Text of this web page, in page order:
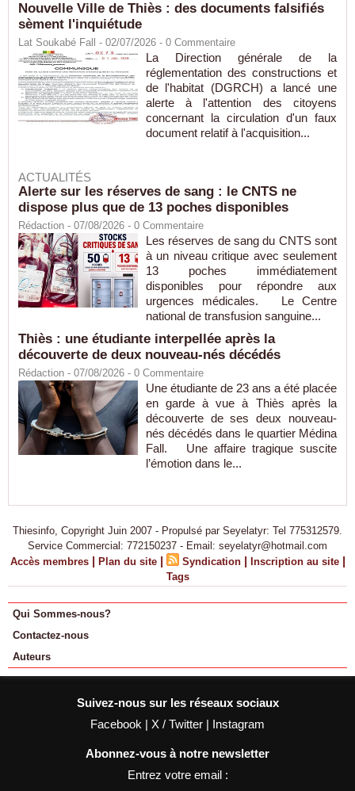
Nouvelle Ville de Thiès : des documents falsifiés
sèment l'inquiétude
Lat Soukabé Fall - 02/07/2026 - 0 Commentaire
La Direction générale de la
réglementation des constructions et
de l'habitat (DGRCH) a lancé une
alerte à l'attention des citoyens
concernant la circulation d'un faux
document relatif à l'acquisition...
ACTUALITÉS
Alerte sur les réserves de sang : le CNTS ne
dispose plus que de 13 poches disponibles
Rédaction - 07/08/2026 - 0 Commentaire
Les réserves de sang du CNTS sont
à un niveau critique avec seulement
13 poches immédiatement
disponibles pour répondre aux
urgences médicales. Le Centre
national de transfusion sanguine...
Thiès : une étudiante interpellée après la
découverte de deux nouveau-nés décédés
Rédaction - 07/08/2026 - 0 Commentaire
Une étudiante de 23 ans a été placée
en garde à vue à Thiès après la
découverte de ses deux nouveau-
nés décédés dans le quartier Médina
Fall. Une affaire tragique suscite
l’émotion dans le...
Thiesinfo, Copyright Juin 2007 - Propulsé par Seyelatyr: Tel 775312579.
Service Commercial: 772150237 - Email: seyelatyr@hotmail.com
Accès membres | Plan du site | Syndication | Inscription au site |
Tags
Qui Sommes-nous?
Contactez-nous
Auteurs
Suivez-nous sur les réseaux sociaux
Facebook | X / Twitter | Instagram
Abonnez-vous à notre newsletter
Entrez votre email :